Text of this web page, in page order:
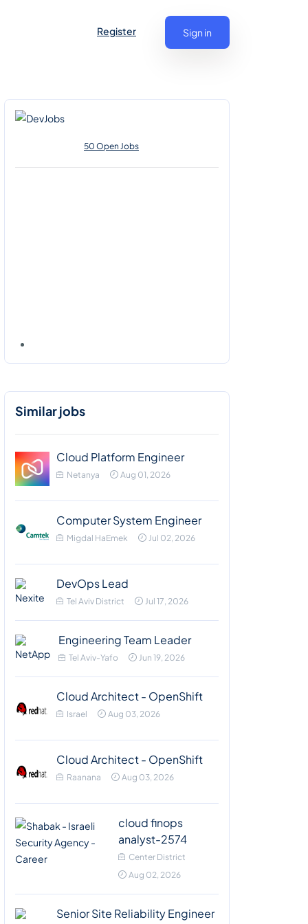
Register Sign in
50 Open Jobs
Similar jobs
Cloud Platform Engineer
Netanya Aug 01, 2026
Computer System Engineer
Migdal HaEmek Jul 02, 2026
DevOps Lead
Tel Aviv District Jul 17, 2026
Engineering Team Leader
Tel Aviv-Yafo Jun 19, 2026
Cloud Architect - OpenShift
Israel Aug 03, 2026
Cloud Architect - OpenShift
Raanana Aug 03, 2026
cloud finops
analyst-2574
Center District
Aug 02, 2026
Senior Site Reliability Engineer